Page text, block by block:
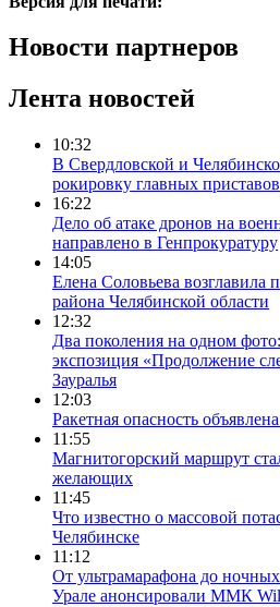
Новости партнеров
Лента новостей
10:32
В Свердловской и
рокировку главных приставов
16:22
Дело об атаке дронов на
направлено в Генпрокуратуру
14:05
Елена Соловьева возглавила
района Челябинской области
12:32
Два поколения на одном
экспозиция «Продолжение
Зауралья
12:03
Ракетная опасность
11:55
Магнитогорский маршрут
желающих
11:45
Что известно о массовой
Челябинске
11:12
От ультрамарафона до
Урале анонсировали ММК